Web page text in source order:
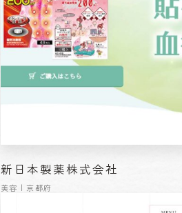
新日本製薬株式会社
美容 | 京都府